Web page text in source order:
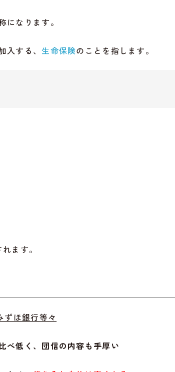
になります。
する、生命保険のことを指します。
ます。
ずほ銀行等々
べ低く、団信の内容も手厚い